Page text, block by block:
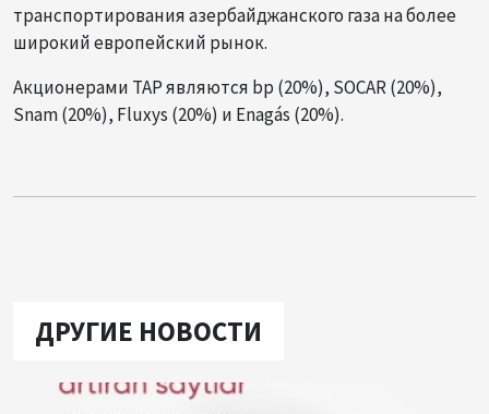
транспортирования азербайджанского газа на более
широкий европейский рынок.
Акционерами TAP являются bp (20%), SOCAR (20%),
Snam (20%), Fluxys (20%) и Enagás (20%).
ДРУГИЕ НОВОСТИ